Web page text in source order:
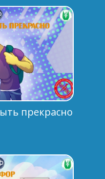
прекрасно